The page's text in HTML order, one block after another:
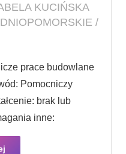
KUCIŃSKA
/
prace budowlane
Pomocniczy
brak lub
inne: